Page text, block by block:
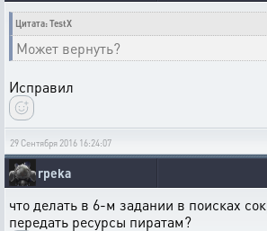
Цитата: TestX
Может вернуть?
Исправил
29 Сентября 2016 16:24:07
rpeka
что делать в 6-м задании в поисках
передать ресурсы пиратам?